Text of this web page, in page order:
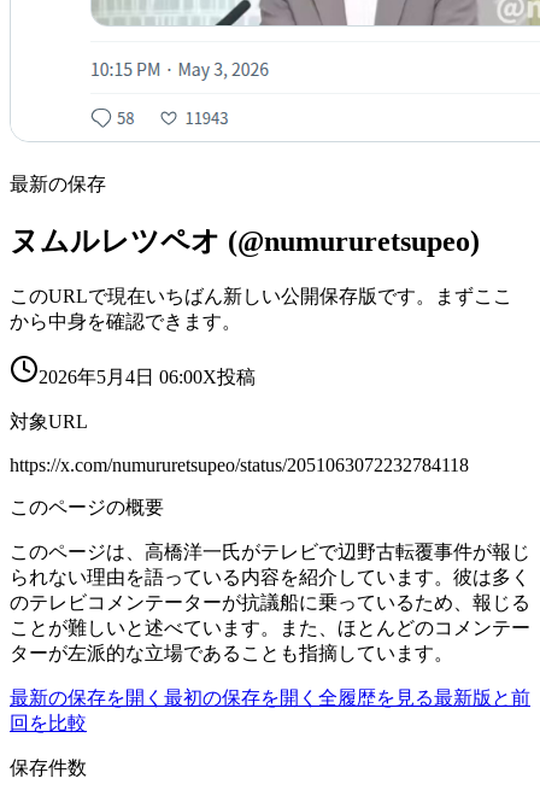
最新の保存
ヌムルレツペオ (@numururetsupeo)
このURLで現在いちばん新しい公開保存版です。まずここ
から中身を確認できます。
2026年5月4日 06:00X投稿
対象URL
https://x.com/numururetsupeo/status/2051063072232784118
このページの概要
このページは、高橋洋一氏がテレビで辺野古転覆事件が報じ
られない理由を語っている内容を紹介しています。彼は多く
のテレビコメンテーターが抗議船に乗っているため、報じる
ことが難しいと述べています。また、ほとんどのコメンテー
ターが左派的な立場であることも指摘しています。
最新の保存を開く 最初の保存を開く 全履歴を見る最新版と前
回を比較
保存件数